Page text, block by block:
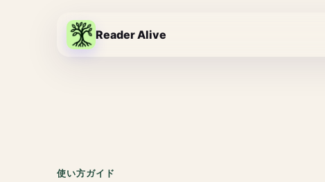
Reader Alive
使い方ガイド